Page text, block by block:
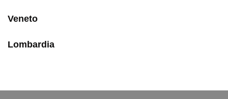
Veneto
Lombardia